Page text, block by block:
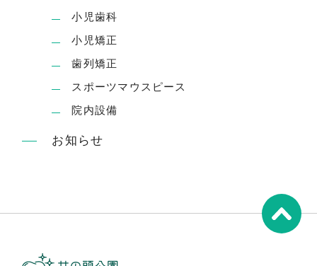
小児歯科
小児矯正
歯列矯正
スポーツマウスピース
院内設備
お知らせ